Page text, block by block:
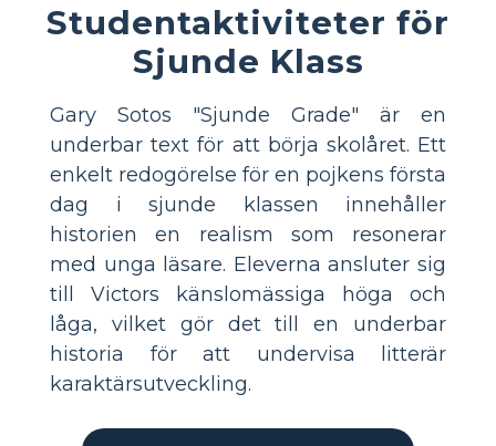
Studentaktiviteter för
Sjunde Klass
Gary Sotos "Sjunde Grade" är en
underbar text för att börja skolåret. Ett
enkelt redogörelse för en pojkens första
dag i sjunde klassen innehåller
historien en realism som resonerar
med unga läsare. Eleverna ansluter sig
till Victors känslomässiga höga och
låga, vilket gör det till en underbar
historia för att undervisa litterär
karaktärsutveckling.